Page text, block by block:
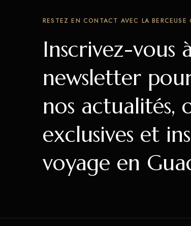
RESTEZ EN CONTACT AVEC LA BERCEUSE
Inscrivez-vous
newsletter
nos actualités,
exclusives et
voyage en